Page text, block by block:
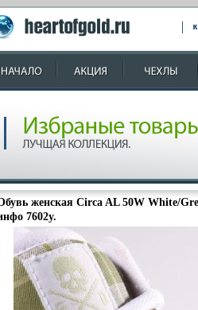
женская Circa AL 50W White/
7602y.